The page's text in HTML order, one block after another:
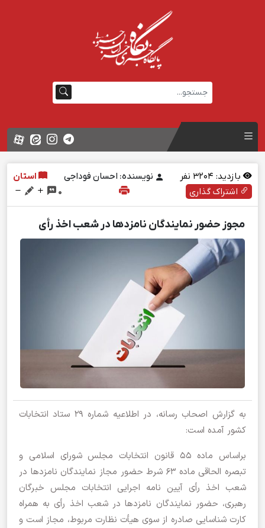
بازدید: نفر نویسنده: احسان فوداجی
استان
اشتراک گذاری
0
مجوز حضور نمایندگان نامزدها در شعب اخذ رأی
به گزارش اصحاب رسانه، در اطلاعیه شماره 29 ستاد انتخابات
کشور آمده است:
براساس ماده ۵۵ قانون انتخابات مجلس شورای اسلامی و
تبصره الحاقی ماده ۶۳ شرط حضور مجاز نمایندگان نامزد‌ها در
شعب اخذ رأی آیین نامه اجرایی انتخابات مجلس خبرگان
رهبری، حضور نمایندگان نامزد‌ها در شعب اخذ رأی به همراه
کارت شناسایی صادره از سوی هیأت نظارت مربوط، مجاز است و